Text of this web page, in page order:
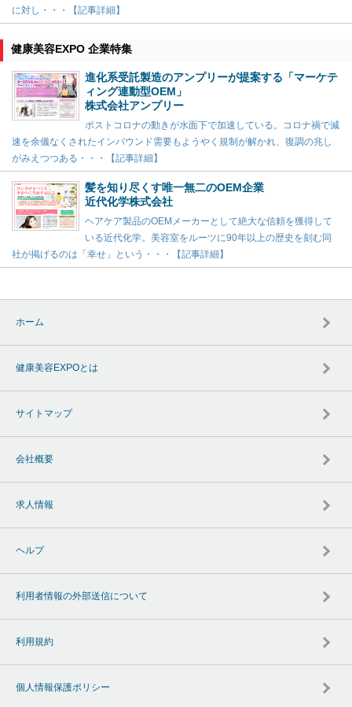
に対し・・・【記事詳細】
健康美容EXPO 企業特集
進化系受託製造のアンプリーが提案する「マーケテ
ィング連動型OEM」
株式会社アンプリー
ポストコロナの動きが水面下で加速している。コロナ禍で減
速を余儀なくされたインバウンド需要もようやく規制が解かれ、復調の兆し
がみえつつある・・・【記事詳細】
髪を知り尽くす唯一無二のOEM企業
近代化学株式会社
ヘアケア製品のOEMメーカーとして絶大な信頼を獲得して
いる近代化学。美容室をルーツに90年以上の歴史を刻む同
社が掲げるのは「幸せ」という・・・【記事詳細】
ホーム
健康美容EXPOとは
サイトマップ
会社概要
求人情報
ヘルプ
利用者情報の外部送信について
利用規約
個人情報保護ポリシー